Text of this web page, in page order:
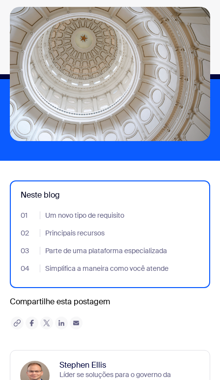
Neste blog
01 Um novo tipo de requisito
- Jumplink to Um novo tipo de requisito
02
Principais recursos
- Jumplink to Principais recursos
03
Parte de uma plataforma especializada
- Jumplink to Parte de uma plataforma especializada
04
Simplifica a maneira como você atende
- Jumplink to Simplifica a maneira como você atende
Compartilhe esta postagem
Stephen Ellis
Líder se soluções para o governo da